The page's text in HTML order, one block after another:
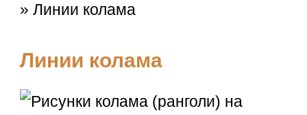
» Линии колама
Линии колама